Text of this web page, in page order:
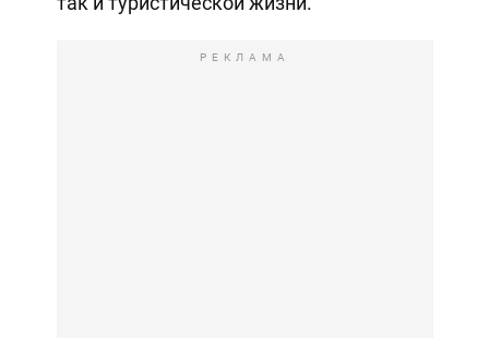
РЕКЛАМА